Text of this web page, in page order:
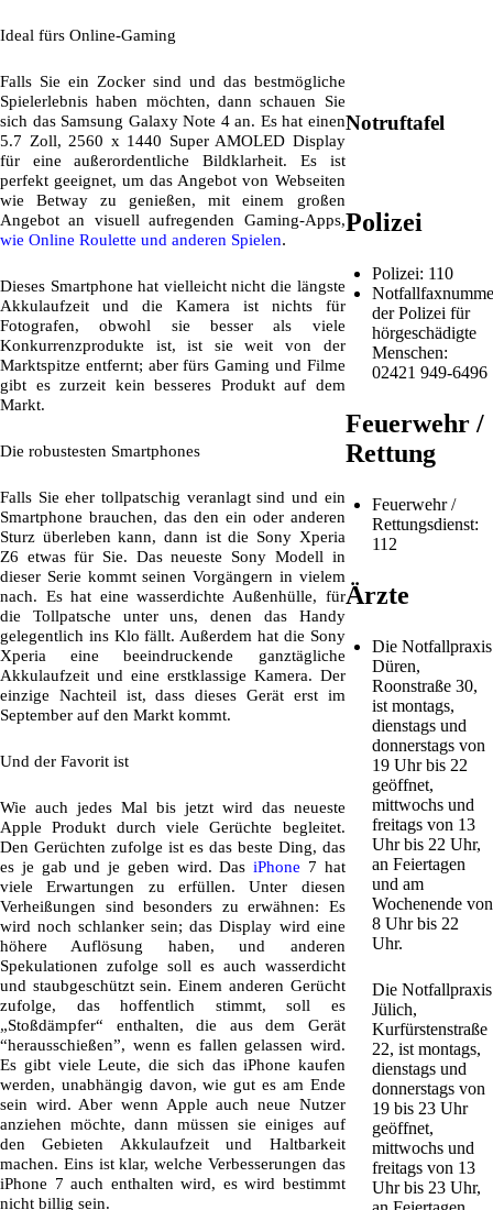
Ideal fürs Online-Gaming
Falls Sie ein Zocker sind und das bestmögliche
Spielerlebnis haben möchten, dann schauen Sie
sich das Samsung Galaxy Note 4 an. Es hat einen
5.7 Zoll, 2560 x 1440 Super AMOLED Display
für eine außerordentliche Bildklarheit. Es ist
perfekt geeignet, um das Angebot von Webseiten
wie Betway zu genießen, mit einem großen
Angebot an visuell aufregenden Gaming-Apps,
wie Online Roulette und anderen Spielen.
Dieses Smartphone hat vielleicht nicht die längste
Akkulaufzeit und die Kamera ist nichts für
Fotografen, obwohl sie besser als viele
Konkurrenzprodukte ist, ist sie weit von der
Marktspitze entfernt; aber fürs Gaming und Filme
gibt es zurzeit kein besseres Produkt auf dem
Markt.
Die robustesten Smartphones
Falls Sie eher tollpatschig veranlagt sind und ein
Smartphone brauchen, das den ein oder anderen
Sturz überleben kann, dann ist die Sony Xperia
Z6 etwas für Sie. Das neueste Sony Modell in
dieser Serie kommt seinen Vorgängern in vielem
nach. Es hat eine wasserdichte Außenhülle, für
die Tollpatsche unter uns, denen das Handy
gelegentlich ins Klo fällt. Außerdem hat die Sony
Xperia eine beeindruckende ganztägliche
Akkulaufzeit und eine erstklassige Kamera. Der
einzige Nachteil ist, dass dieses Gerät erst im
September auf den Markt kommt.
Und der Favorit ist
Wie auch jedes Mal bis jetzt wird das neueste
Apple Produkt durch viele Gerüchte begleitet.
Den Gerüchten zufolge ist es das beste Ding, das
es je gab und je geben wird. DasiPhone 7 hat
viele Erwartungen zu erfüllen. Unter diesen
Verheißungen sind besonders zu erwähnen: Es
wird noch schlanker sein; das Display wird eine
höhere Auflösung haben, und anderen
Spekulationen zufolge soll es auch wasserdicht
und staubgeschützt sein. Einem anderen Gerücht
zufolge, das hoffentlich stimmt, soll es
„Stoßdämpfer“ enthalten, die aus dem Gerät
“herausschießen”, wenn es fallen gelassen wird.
Es gibt viele Leute, die sich das iPhone kaufen
werden, unabhängig davon, wie gut es am Ende
sein wird. Aber wenn Apple auch neue Nutzer
anziehen möchte, dann müssen sie einiges auf
den Gebieten Akkulaufzeit und Haltbarkeit
machen. Eins ist klar, welche Verbesserungen das
iPhone 7 auch enthalten wird, es wird bestimmt
nicht billig sein.
Notruftafel
Polizei
Polizei: 110
der Polizei für
hörgeschädigte
Menschen:
02421 949-6496
Feuerwehr /
Rettung
Feuerwehr /
Rettungsdienst:
112
Ärzte
Die Notfallpraxis
Düren,
Roonstraße 30,
ist montags,
dienstags und
donnerstags von
19 Uhr bis 22
geöffnet,
mittwochs und
freitags von 13
Uhr bis 22 Uhr,
an Feiertagen
und am
Wochenende von
8 Uhr bis 22
Uhr.
Die Notfallpraxis
Jülich,
Kurfürstenstraße
22, ist montags,
dienstags und
donnerstags von
19 bis 23 Uhr
geöffnet,
mittwochs und
freitags von 13
Uhr bis 23 Uhr,